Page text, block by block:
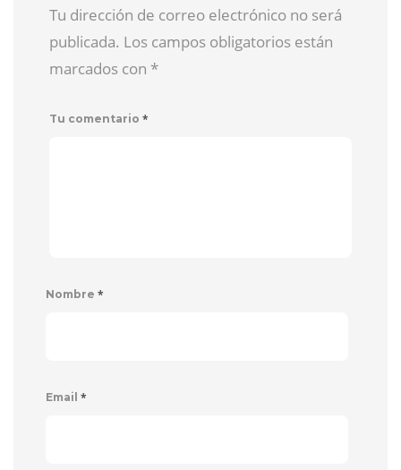
Tu dirección de correo electrónico no será
publicada. Los campos obligatorios están
marcados con *
Tu comentario *
Nombre *
Email *